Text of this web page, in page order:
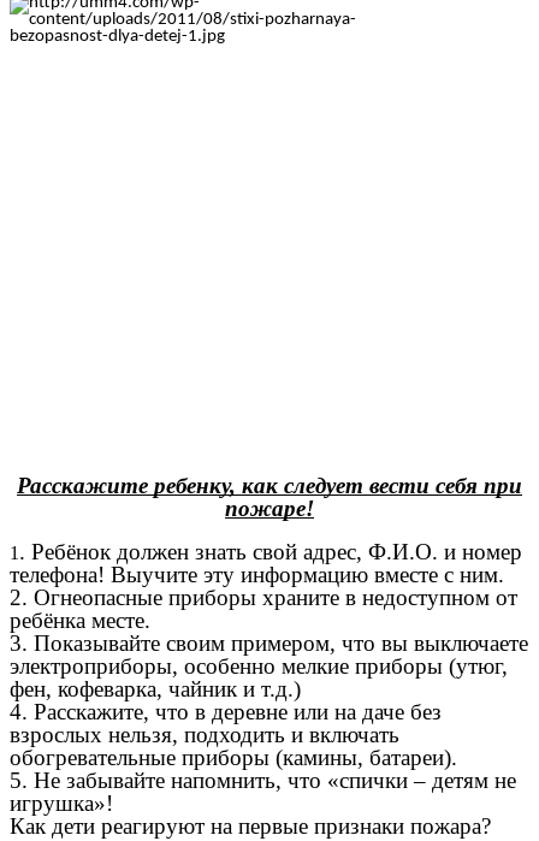
Расскажите ребенку, как следует вести себя при
пожаре!
1 . Ребёнок должен знать свой адрес, Ф.И.О. и номер
телефона! Выучите эту информацию вместе с ним.
2. Огнеопасные приборы храните в недоступном от
ребёнка месте.
3. Показывайте своим примером, что вы выключаете
электроприборы, особенно мелкие приборы (утюг,
фен, кофеварка, чайник и т.д.)
4. Расскажите, что в деревне или на даче без
взрослых нельзя, подходить и включать
обогревательные приборы (камины, батареи).
5. Не забывайте напомнить, что «спички – детям не
игрушка»!
Как дети реагируют на первые признаки пожара?